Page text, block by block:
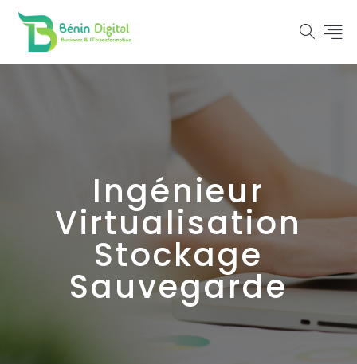
Ingénieur
Virtualisation
Stockage
Sauvegarde